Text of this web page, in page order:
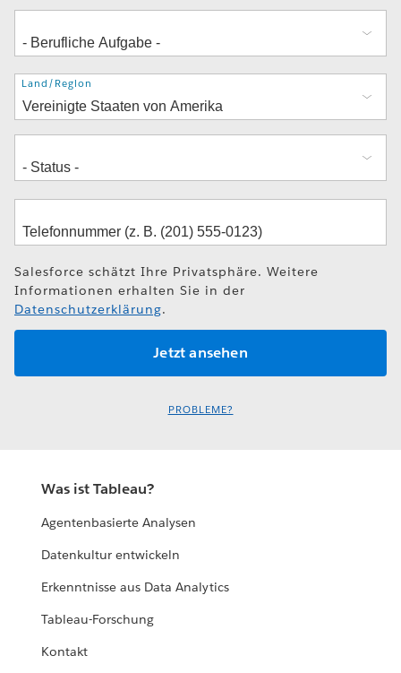
Adresse
Land/Region
Salesforce schätzt Ihre Privatsphäre. Weitere
Informationen erhalten Sie in der
Datenschutzerklärung.
PROBLEME?
Was ist Tableau?
Agentenbasierte Analysen
Datenkultur entwickeln
Erkenntnisse aus Data Analytics
Tableau-Forschung
Kontakt